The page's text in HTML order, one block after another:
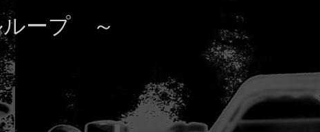
ープ ～